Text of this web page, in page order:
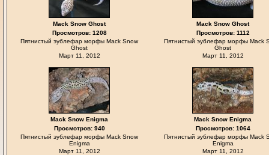
Mack Snow Ghost
Просмотров: 1208
Пятнистый эублефар морфы Mack Snow
Ghost
Март 11, 2012
Mack Snow Ghost
Просмотров: 1112
Пятнистый эублефар морфы Mack
Ghost
Март 11, 2012
Mack Snow Enigma
Просмотров: 940
Пятнистый эублефар морфы Mack Snow
Enigma
Март 11, 2012
Mack Snow Enigma
Просмотров: 1064
Пятнистый эублефар морфы Mack
Enigma
Март 11, 2012